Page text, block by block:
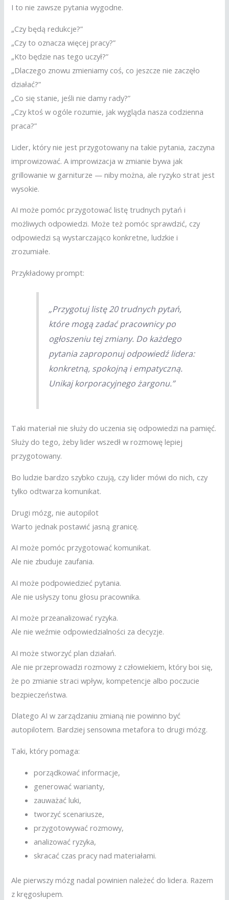
I to nie zawsze pytania wygodne.
„Czy będą redukcje?”
„Czy to oznacza więcej pracy?”
„Kto będzie nas tego uczył?”
„Dlaczego znowu zmieniamy coś, co jeszcze nie zaczęło
działać?”
„Co się stanie, jeśli nie damy rady?”
„Czy ktoś w ogóle rozumie, jak wygląda nasza codzienna
praca?”
Lider, który nie jest przygotowany na takie pytania, zaczyna
improwizować. A improwizacja w zmianie bywa jak
grillowanie w garniturze — niby można, ale ryzyko strat jest
wysokie.
AI może pomóc przygotować listę trudnych pytań i
możliwych odpowiedzi. Może też pomóc sprawdzić, czy
odpowiedzi są wystarczająco konkretne, ludzkie i
zrozumiałe.
Przykładowy prompt:
„Przygotuj listę 20 trudnych pytań,
które mogą zadać pracownicy po
ogłoszeniu tej zmiany. Do każdego
pytania zaproponuj odpowiedź lidera:
konkretną, spokojną i empatyczną.
Unikaj korporacyjnego żargonu.”
Taki materiał nie służy do uczenia się odpowiedzi na pamięć.
Służy do tego, żeby lider wszedł w rozmowę lepiej
przygotowany.
Bo ludzie bardzo szybko czują, czy lider mówi do nich, czy
tylko odtwarza komunikat.
Drugi mózg, nie autopilot
Warto jednak postawić jasną granicę.
AI może pomóc przygotować komunikat.
Ale nie zbuduje zaufania.
AI może podpowiedzieć pytania.
Ale nie usłyszy tonu głosu pracownika.
AI może przeanalizować ryzyka.
Ale nie weźmie odpowiedzialności za decyzje.
AI może stworzyć plan działań.
Ale nie przeprowadzi rozmowy z człowiekiem, który boi się,
że po zmianie straci wpływ, kompetencje albo poczucie
bezpieczeństwa.
Dlatego AI w zarządzaniu zmianą nie powinno być
autopilotem. Bardziej sensowna metafora to drugi mózg.
Taki, który pomaga:
porządkować informacje,
generować warianty,
zauważać luki,
tworzyć scenariusze,
przygotowywać rozmowy,
analizować ryzyka,
skracać czas pracy nad materiałami.
Ale pierwszy mózg nadal powinien należeć do lidera. Razem
z kręgosłupem.